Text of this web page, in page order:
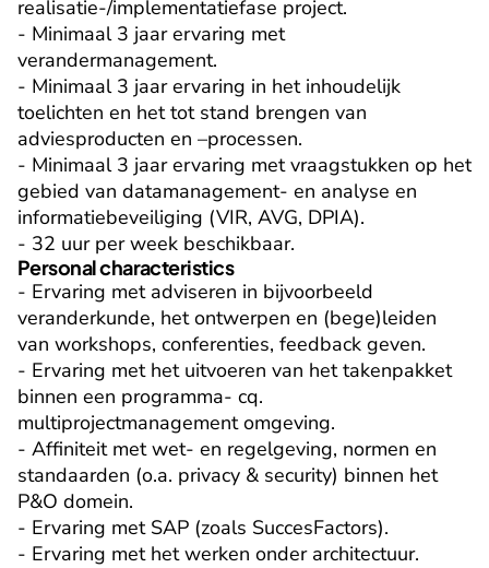
realisatie-/implementatiefase project.
- Minimaal 3 jaar ervaring met
verandermanagement.
- Minimaal 3 jaar ervaring in het inhoudelijk
toelichten en het tot stand brengen van
adviesproducten en –processen.
- Minimaal 3 jaar ervaring met vraagstukken op het
gebied van datamanagement- en analyse en
informatiebeveiliging (VIR, AVG, DPIA).
- 32 uur per week beschikbaar.
Personal characteristics
- Ervaring met adviseren in bijvoorbeeld
veranderkunde, het ontwerpen en (bege)leiden
van workshops, conferenties, feedback geven.
- Ervaring met het uitvoeren van het takenpakket
binnen een programma- cq.
multiprojectmanagement omgeving.
- Affiniteit met wet- en regelgeving, normen en
standaarden (o.a. privacy & security) binnen het
P&O domein.
- Ervaring met SAP (zoals SuccesFactors).
- Ervaring met het werken onder architectuur.